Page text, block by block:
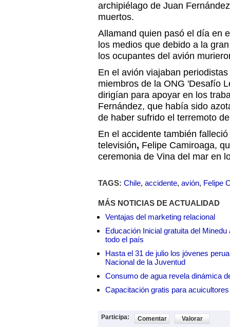
archipiélago de Juan
muertos.
Allamand quien pasó el día en
los medios que debido a la
los ocupantes del avión
En el avión viajaban
miembros de la ONG 'Desafío
dirigían para apoyar en los
Fernández, que había sido
de haber sufrido el terremoto
En el accidente también
televisión, Felipe Camiroaga,
ceremonia de Vina del mar en
TAGS: Chile, accidente, avión, Felipe
MÁS NOTICIAS DE ACTUALIDAD
Ventajas del marketing relacional
Educación Inicial gratuita del
todo el país
Hasta el 31 de julio los jóvenes
Nacional de la Juventud
Consumo de agua revela dinámica
Capacitación gratis para
Participa: Comentar Valorar